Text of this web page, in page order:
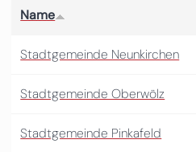
Name
Stadtgemeinde Neunkirchen
Stadtgemeinde Oberwölz
Stadtgemeinde Pinkafeld